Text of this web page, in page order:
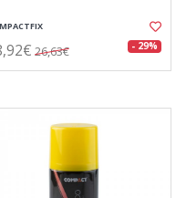
26,63€ - 29%